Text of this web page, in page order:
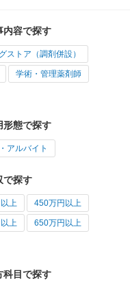
内容で探す
ストア（調剤併設）
学術・管理薬剤師
形態で探す
アルバイト
で探す
上 450万円以上
上 650万円以上
科目で探す